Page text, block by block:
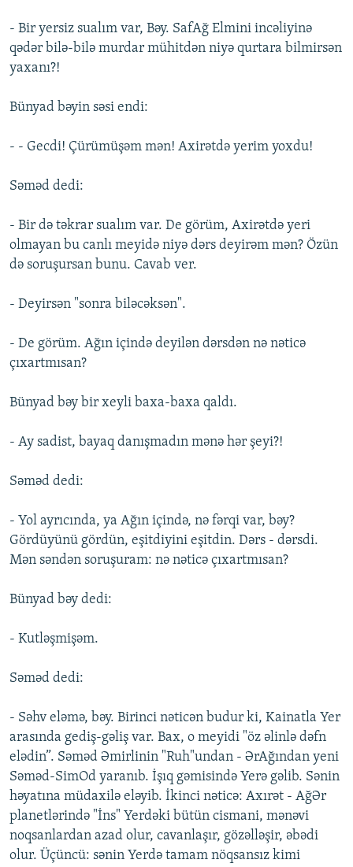
- Bir yersiz sualım var, Bəy. SafAğ Elmini incəliyinə
qədər bilə-bilə murdar mühitdən niyə qurtara bilmirsən
yaxanı?!
Bünyad bəyin səsi endi:
- - Gecdi! Çürümüşəm mən! Axirətdə yerim yoxdu!
Səməd dedi:
- Bir də təkrar sualım var. De görüm, Axirətdə yeri
olmayan bu canlı meyidə niyə dərs deyirəm mən? Özün
də soruşursan bunu. Cavab ver.
- Deyirsən "sonra biləcəksən".
- De görüm. Ağın içində deyilən dərsdən nə nəticə
çıxartmısan?
Bünyad bəy bir xeyli baxa-baxa qaldı.
- Ay sadist, bayaq danışmadın mənə hər şeyi?!
Səməd dedi:
- Yol ayrıcında, ya Ağın içində, nə fərqi var, bəy?
Gördüyünü gördün, eşitdiyini eşitdin. Dərs - dərsdi.
Mən səndən soruşuram: nə nəticə çıxartmısan?
Bünyad bəy dedi:
- Kutləşmişəm.
Səməd dedi:
- Səhv eləmə, bəy. Birinci nəticən budur ki, Kainatla Yer
arasında gediş-gəliş var. Bax, o meyidi "öz əlinlə dəfn
elədin”. Səməd Əmirlinin "Ruh"undan - ƏrAğından yeni
Səməd-SimOd yaranıb. İşıq gəmisində Yerə gəlib. Sənin
həyatına müdaxilə eləyib. İkinci nəticə: Axırət - AğƏr
planetlərində "İns" Yerdəki bütün cismani, mənəvi
noqsanlardan azad olur, cavanlaşır, gözəlləşir, əbədi
olur. Üçüncü: sənin Yerdə tamam nöqsansız kimi